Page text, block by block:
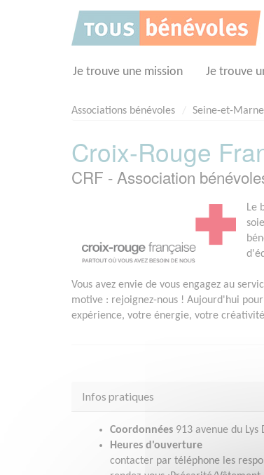
Je trouve une mission Je trouve
Associations bénévoles Seine-et-
Croix-Rouge
CRF - Association
Le
Vous avez envie de vous engagez au
motive : rejoignez-nous ! Aujourd'hui
expérience, votre énergie, votre
Infos pratiques
Coordonnées 913 avenue du Lys
Heures d'ouverture
contacter par téléphone les